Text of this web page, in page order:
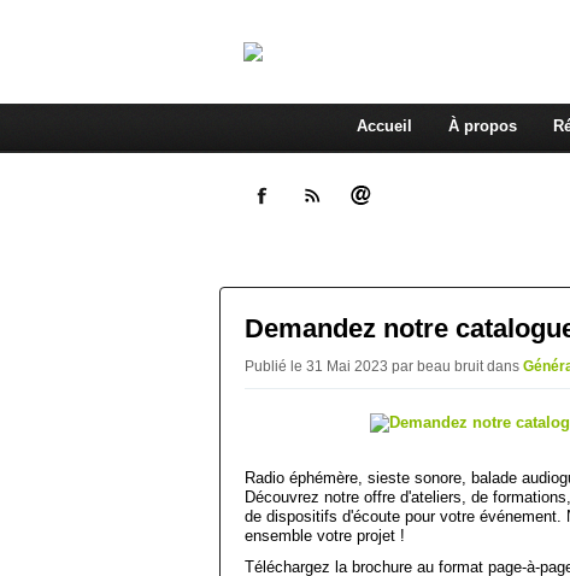
Accueil À propos
Demandez notre
Publié le 31 Mai 2023 par beau bruitdans
Radio éphémère, sieste sonore, balade
Découvrez notre offre d'ateliers, de
de dispositifs d'écoute pour votre événement.
ensemble votre projet !
Téléchargez la brochure au format page-à-